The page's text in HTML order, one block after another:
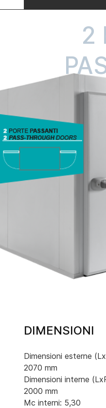
2
DIMENSIONI
Dimensioni esterne
2070 mm
Dimensioni interne
2000 mm
Mc interni: 5,30